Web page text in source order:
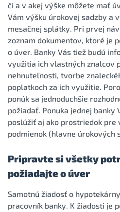
či a v akej výške môžete mať
Vám výšku úrokovej sadzby a
mesačnej splátky. Pri prvej
zoznam dokumentov, ktoré je
o úver. Banky Vás tiež budú
využitia ich vlastných znalcov
nehnuteľnosti, tvorbe
poplatkoch za ich využitie.
ponúk sa jednoduchšie
požiadať. Ponuka jednej banky
poslúžiť aj ako prostriedok pre
podmienok (hlavne úrokových
Pripravte si všetky
požiadajte o úver
Samotnú žiadosť o
pracovník banky. K žiadosti je